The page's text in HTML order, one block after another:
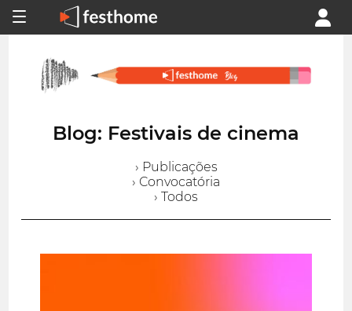
Blog: Festivais de cinema
› Publicações
› Convocatória
› Todos